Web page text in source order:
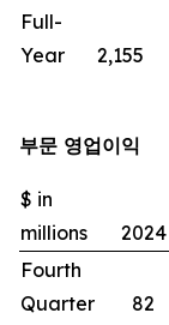
Full-
Year
2,155
부문 영업이익
$ in
millions
2024
Fourth
Quarter
82